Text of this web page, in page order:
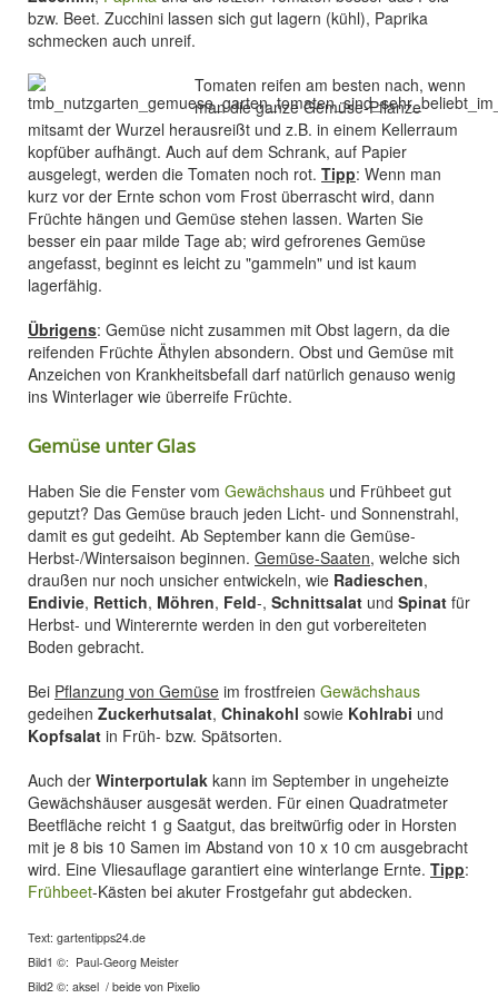
bzw. Beet. Zucchini lassen sich gut lagern (kühl), Paprika
schmecken auch unreif.
Tomaten reifen am besten nach, wenn
man die ganze Gemüse-Pflanze
mitsamt der Wurzel herausreißt und z.B. in einem Kellerraum
kopfüber aufhängt. Auch auf dem Schrank, auf Papier
ausgelegt, werden die Tomaten noch rot. Tipp: Wenn man
kurz vor der Ernte schon vom Frost überrascht wird, dann
Früchte hängen und Gemüse stehen lassen. Warten Sie
besser ein paar milde Tage ab; wird gefrorenes Gemüse
angefasst, beginnt es leicht zu "gammeln" und ist kaum
lagerfähig.
Übrigens: Gemüse nicht zusammen mit Obst lagern, da die
reifenden Früchte Äthylen absondern. Obst und Gemüse mit
Anzeichen von Krankheitsbefall darf natürlich genauso wenig
ins Winterlager wie überreife Früchte.
Gemüse unter Glas
Haben Sie die Fenster vom Gewächshaus und Frühbeet gut
geputzt? Das Gemüse brauch jeden Licht- und Sonnenstrahl,
damit es gut gedeiht. Ab September kann die Gemüse-
Herbst-/Wintersaison beginnen. Gemüse-Saaten, welche sich
draußen nur noch unsicher entwickeln, wie Radieschen,
Endivie, Rettich, Möhren, Feld-, Schnittsalat und Spinat für
Herbst- und Winterernte werden in den gut vorbereiteten
Boden gebracht.
Bei Pflanzung von Gemüse im frostfreien Gewächshaus
gedeihen Zuckerhutsalat, Chinakohl sowie Kohlrabi und
Kopfsalat in Früh- bzw. Spätsorten.
Auch der Winterportulak kann im September in ungeheizte
Gewächshäuser ausgesät werden. Für einen Quadratmeter
Beetfläche reicht 1 g Saatgut, das breitwürfig oder in Horsten
mit je 8 bis 10 Samen im Abstand von 10 x 10 cm ausgebracht
wird. Eine Vliesauflage garantiert eine winterlange Ernte. Tipp:
Frühbeet-Kästen bei akuter Frostgefahr gut abdecken.
Text: gartentipps24.de
Bild1 ©: Paul-Georg Meister
Bild2 ©: aksel / beide von Pixelio